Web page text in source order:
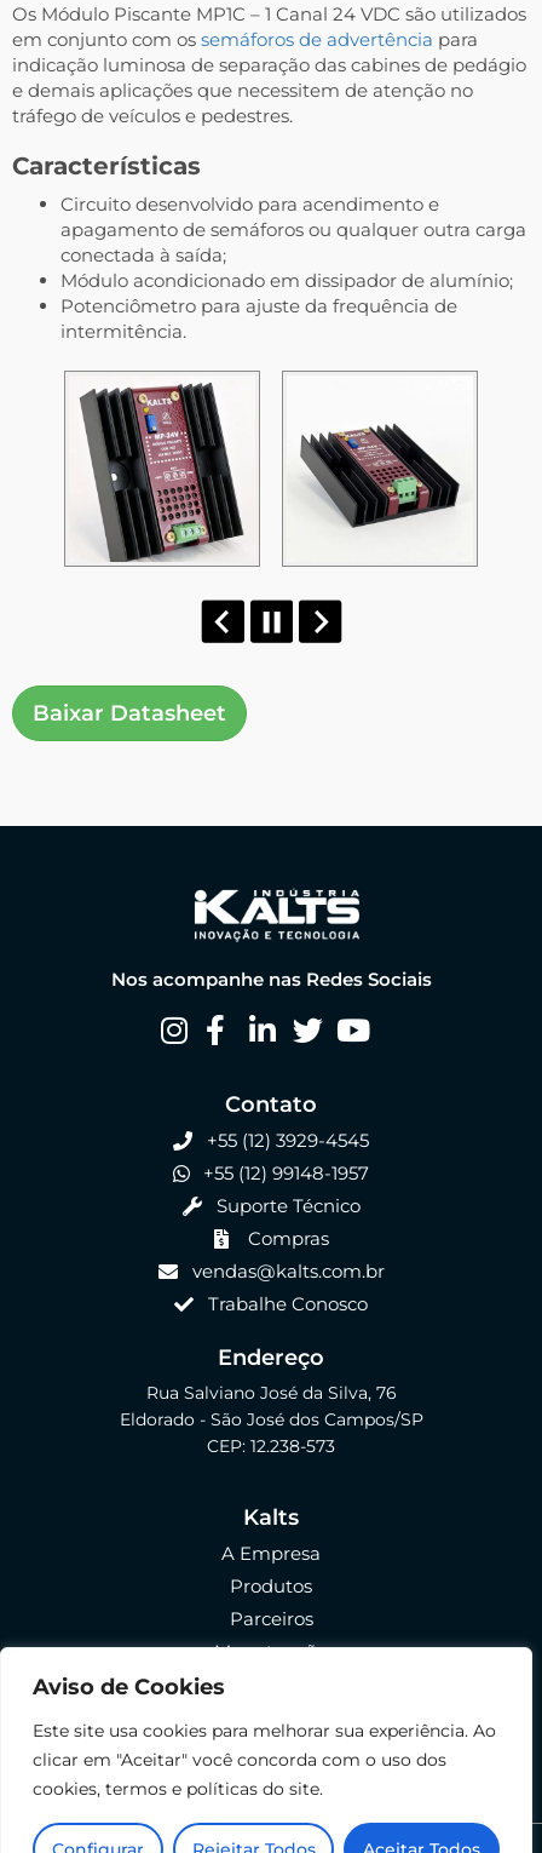
Aviso de Cookies
Este site usa cookies para melhorar sua experiência. Ao
clicar em "Aceitar" você concorda com o uso dos
cookies, termos e políticas do site.
Os Módulo Piscante MP1C – 1 Canal 24 VDC são utilizados
em conjunto com os semáforos de advertência para
indicação luminosa de separação das cabines de pedágio
e demais aplicações que necessitem de atenção no
tráfego de veículos e pedestres.
Características
Circuito desenvolvido para acendimento e
apagamento de semáforos ou qualquer outra carga
conectada à saída;
Módulo acondicionado em dissipador de alumínio;
Potenciômetro para ajuste da frequência de
intermitência.
Baixar Datasheet
Nos acompanhe nas Redes Sociais
Contato
+55 (12) 3929-4545
+55 (12) 99148-1957
Suporte Técnico
Compras
vendas@kalts.com.br
Trabalhe Conosco
Endereço
Rua Salviano José da Silva, 76
Eldorado - São José dos Campos/SP
CEP: 12.238-573
Kalts
A Empresa
Produtos
Parceiros
Manutenção
Política de Envio e Devolução